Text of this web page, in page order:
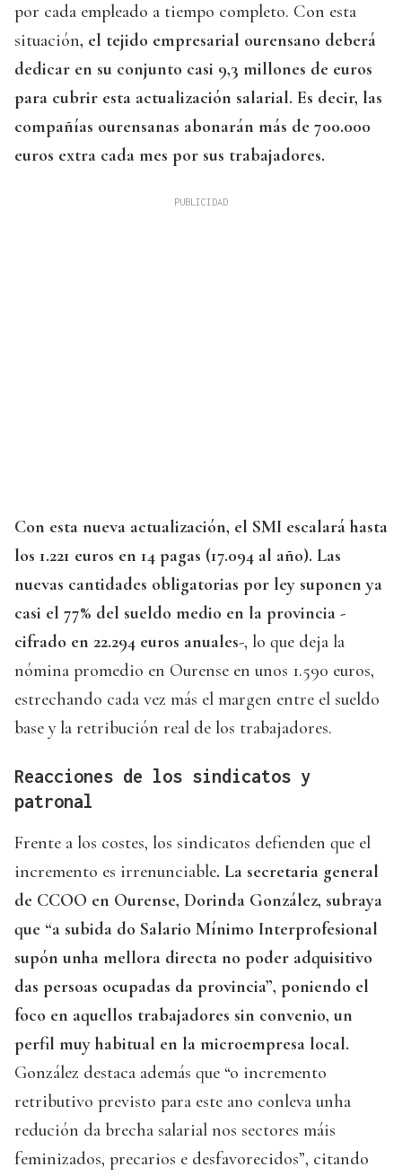
por cada empleado a tiempo completo. Con esta
situación, el tejido empresarial ourensano deberá
dedicar en su conjunto casi 9,3 millones de euros
para cubrir esta actualización salarial. Es decir, las
compañías ourensanas abonarán más de 700.000
euros extra cada mes por sus trabajadores.
Con esta nueva actualización, el SMI escalará hasta
los 1.221 euros en 14 pagas (17.094 al año). Las
nuevas cantidades obligatorias por ley suponen ya
casi el 77% del sueldo medio en la provincia -
cifrado en 22.294 euros anuales-, lo que deja la
nómina promedio en Ourense en unos 1.590 euros,
estrechando cada vez más el margen entre el sueldo
base y la retribución real de los trabajadores.
Reacciones de los sindicatos y
patronal
Frente a los costes, los sindicatos defienden que el
incremento es irrenunciable. La secretaria general
de CCOO en Ourense, Dorinda González, subraya
que “a subida do Salario Mínimo Interprofesional
supón unha mellora directa no poder adquisitivo
das persoas ocupadas da provincia”, poniendo el
foco en aquellos trabajadores sin convenio, un
perfil muy habitual en la microempresa local.
González destaca además que “o incremento
retributivo previsto para este ano conleva unha
redución da brecha salarial nos sectores máis
feminizados, precarios e desfavorecidos”, citando